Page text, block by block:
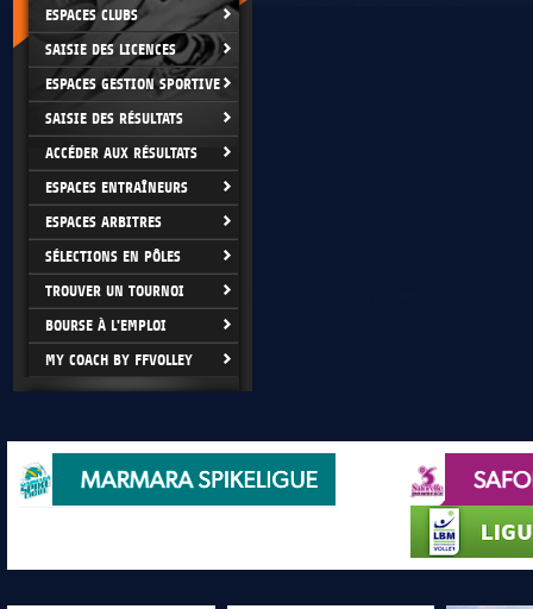
ESPACES CLUBS
SAISIE DES LICENCES
ESPACES GESTION SPORTIVE
SAISIE DES RÉSULTATS
ACCÉDER AUX RÉSULTATS
ESPACES ENTRAÎNEURS
ESPACES ARBITRES
SÉLECTIONS EN PÔLES
TROUVER UN TOURNOI
BOURSE À L'EMPLOI
MY COACH BY FFVOLLEY